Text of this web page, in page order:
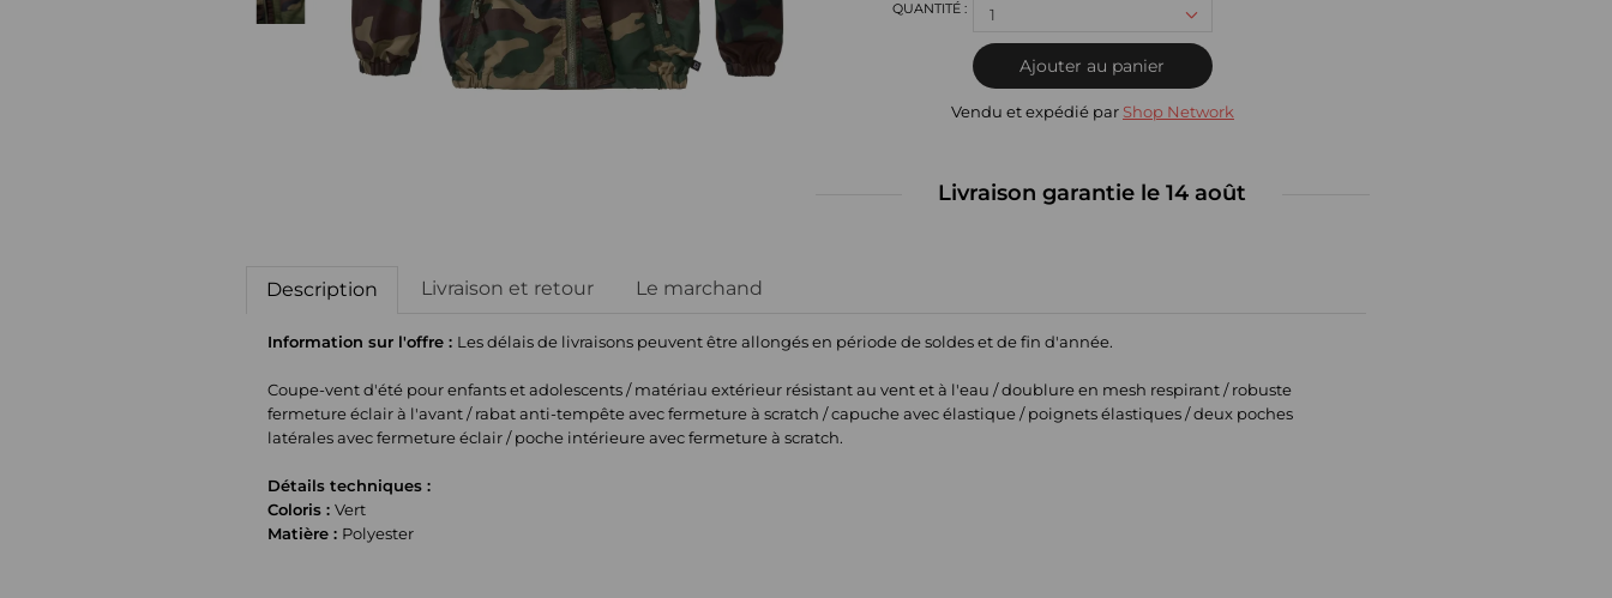
1
Ajouter au panier
Vendu et expédié par Shop Network
Livraison garantie le 14 août
Description Livraison et retour Le marchand
Information sur l'offre : Les délais de livraisons peuvent être allongés en période de soldes et de fin d'année.
Coupe-vent d'été pour enfants et adolescents / matériau extérieur résistant au vent et à l'eau / doublure en mesh respirant / robuste
fermeture éclair à l'avant / rabat anti-tempête avec fermeture à scratch / capuche avec élastique / poignets élastiques / deux poches
latérales avec fermeture éclair / poche intérieure avec fermeture à scratch.
Détails techniques :
Coloris :Vert
Matière : Polyester